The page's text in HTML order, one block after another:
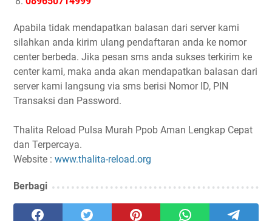
Apabila tidak mendapatkan balasan dari server kami
silahkan anda kirim ulang pendaftaran anda ke nomor
center berbeda. Jika pesan sms anda sukses terkirim ke
center kami, maka anda akan mendapatkan balasan dari
server kami langsung via sms berisi Nomor ID, PIN
Transaksi dan Password.
Thalita Reload Pulsa Murah Ppob Aman Lengkap Cepat
dan Terpercaya.
Website : www.thalita-reload.org
Berbagi